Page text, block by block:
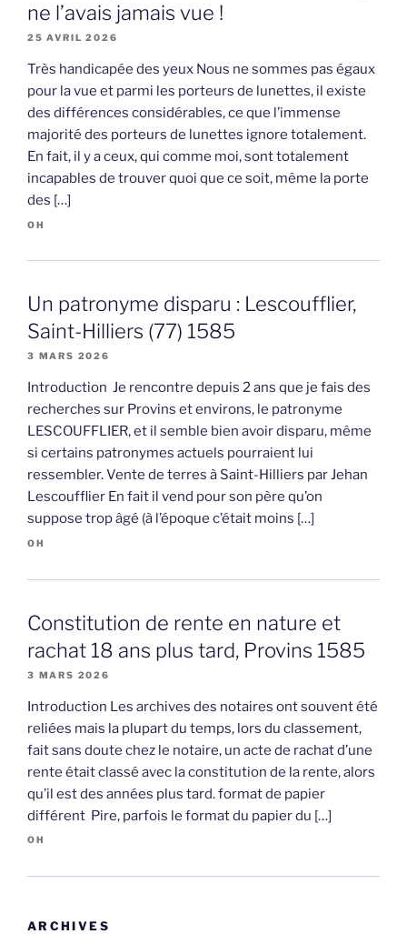
ne l’avais jamais vue !
25 AVRIL 2026
Très handicapée des yeux Nous ne sommes pas égaux
pour la vue et parmi les porteurs de lunettes, il existe
des différences considérables, ce que l’immense
majorité des porteurs de lunettes ignore totalement.
En fait, il y a ceux, qui comme moi, sont totalement
incapables de trouver quoi que ce soit, même la porte
des […]
OH
Un patronyme disparu : Lescoufflier,
Saint-Hilliers (77) 1585
3 MARS 2026
Introduction Je rencontre depuis 2 ans que je fais des
recherches sur Provins et environs, le patronyme
LESCOUFFLIER, et il semble bien avoir disparu, même
si certains patronymes actuels pourraient lui
ressembler. Vente de terres à Saint-Hilliers par Jehan
Lescoufflier En fait il vend pour son père qu’on
suppose trop âgé (à l’époque c’était moins […]
OH
Constitution de rente en nature et
rachat 18 ans plus tard, Provins 1585
3 MARS 2026
Introduction Les archives des notaires ont souvent été
reliées mais la plupart du temps, lors du classement,
fait sans doute chez le notaire, un acte de rachat d’une
rente était classé avec la constitution de la rente, alors
qu’il est des années plus tard. format de papier
différent Pire, parfois le format du papier du […]
OH
ARCHIVES